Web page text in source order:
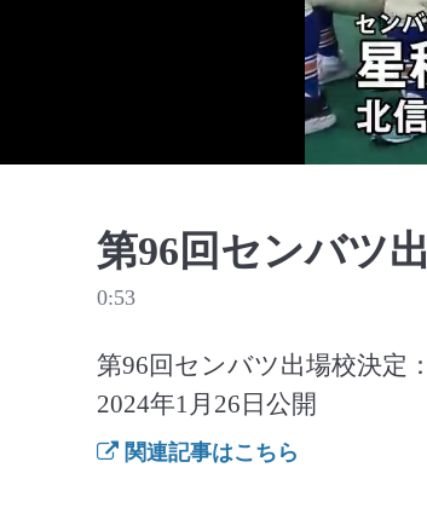
第96回センバツ
0:53
第96回センバツ出場校決定
2024年1月26日公開
関連記事はこちら